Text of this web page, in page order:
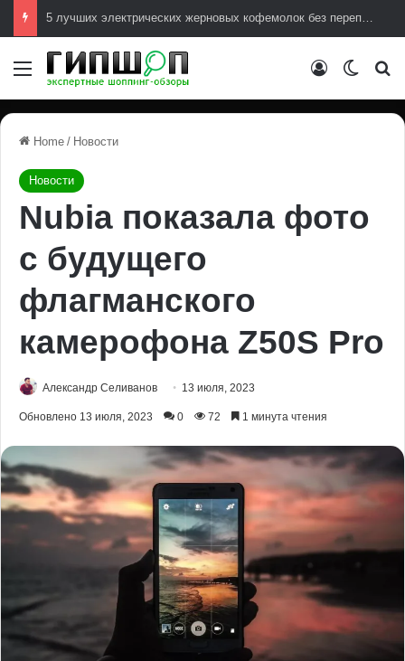
5 лучших электрических жерновых кофемолок без переплат
Меню
Home / Новости
Новости
Nubia показала фото
с будущего
флагманского
камерофона Z50S Pro
Александр Селиванов 13 июля, 2023
Обновлено 13 июля, 2023 0 72 1 минута чтения